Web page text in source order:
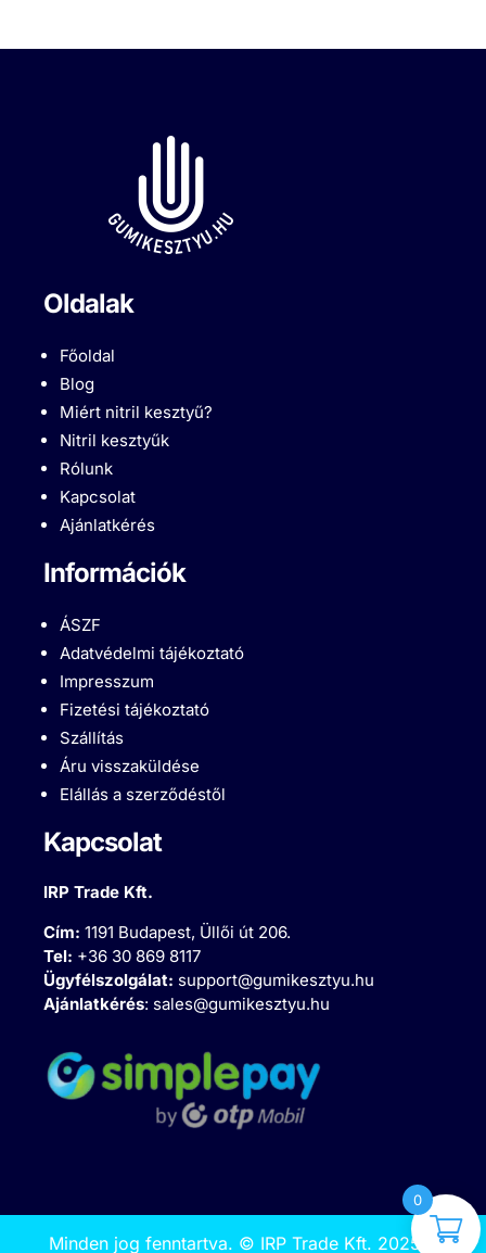
Oldalak
Főoldal
Blog
Miért nitril kesztyű?
Nitril kesztyűk
Rólunk
Kapcsolat
Ajánlatkérés
Információk
ÁSZF
Adatvédelmi tájékoztató
Impresszum
Fizetési tájékoztató
Szállítás
Áru visszaküldése
Elállás a szerződéstől
Kapcsolat
IRP Trade Kft.
Cím:1191 Budapest, Üllői út 206.
Tel: +36 30 869 8117
Ügyfélszolgálat: support@gumikesztyu.hu
Ajánlatkérés: sales@gumikesztyu.hu
Minden jog fenntartva. © IRP Trade Kft. 2025
0